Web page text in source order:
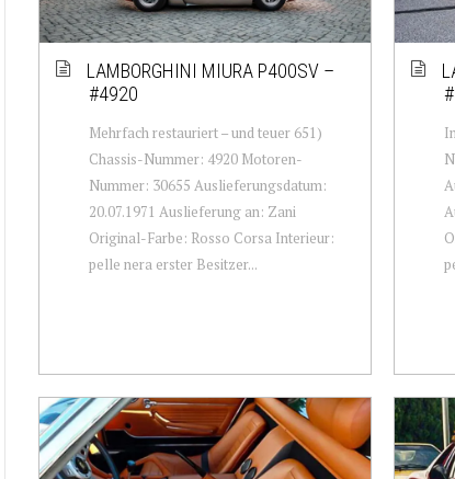
LAMBORGHINI MIURA P400SV –
#4920
Mehrfach restauriert – und teuer 651)
Chassis-Nummer: 4920 Motoren-
Nummer: 30655 Auslieferungsdatum:
20.07.1971 Auslieferung an: Zani
Original-Farbe: Rosso Corsa Interieur:
pelle nera erster Besitzer...